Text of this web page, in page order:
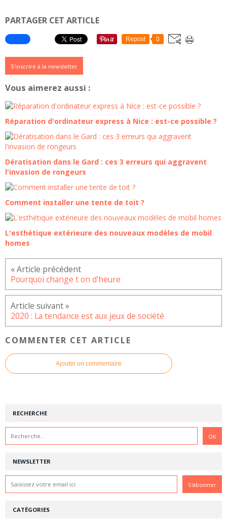
PARTAGER CET ARTICLE
Repost 0
S'inscrire à la newsletter
Vous aimerez aussi :
Réparation d'ordinateur express à Nice : est-ce possible ?
Dératisation dans le Gard : ces 3 erreurs qui aggravent
l'invasion de rongeurs
Comment installer une tente de toit ?
L'esthétique extérieure des nouveaux modèles de mobil
homes
Pourquoi change t on d'heure
2020 : La tendance est aux jeux de société
COMMENTER CET ARTICLE
Ajouter un commentaire
NEWSLETTER
RECHERCHE
CATÉGORIES